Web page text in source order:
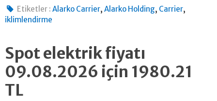
Etiketler : Alarko Carrier,Alarko Holding, Carrier,
iklimlendirme
Spot elektrik fiyatı
09.08.2026 için 1980.21
TL